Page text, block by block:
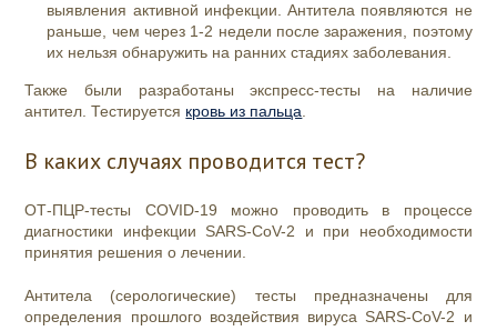
выявления активной инфекции. Антитела появляются не
раньше, чем через 1-2 недели после заражения, поэтому
их нельзя обнаружить на ранних стадиях заболевания.
Также были разработаны экспресс-тесты на наличие
антител. Тестируется кровь из пальца
‍В каких случаях проводится тест?
ОТ-ПЦР-тесты COVID-19 можно проводить в процессе
диагностики инфекции SARS-CoV-2 и при необходимости
принятия решения о лечении.
Антитела (серологические) тесты предназначены для
определения прошлого воздействия вируса SARS-CoV-2 и